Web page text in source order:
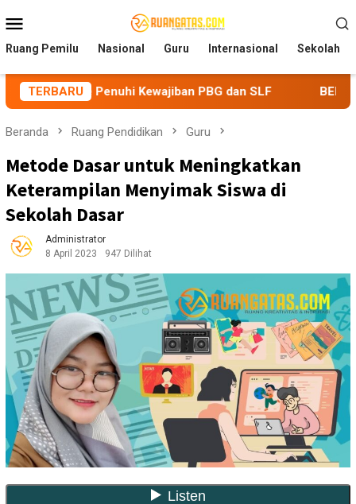
ke
kontenMobile
Ruang Pemilu Nasional Guru Internasional Sekolah
TERBARU
Kewajiban PBG dan SLF BEM Nusantara Priangan
Beranda Ruang Pendidikan Guru
Metode Dasar untuk Meningkatkan
Keterampilan Menyimak Siswa di
Sekolah Dasar
Administrator
8 April 2023
947 Dilihat